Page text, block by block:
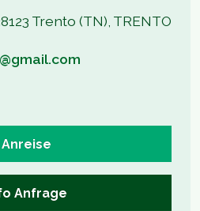
Trento (TN), TRENTO
Anreise
Anfrage